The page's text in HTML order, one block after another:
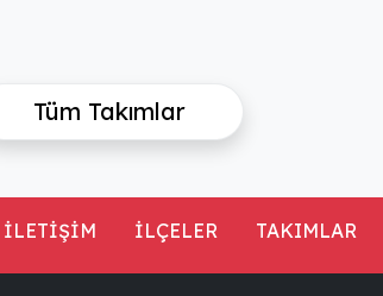
Tüm Takımlar
İLETİŞİM İLÇELER TAKIMLAR